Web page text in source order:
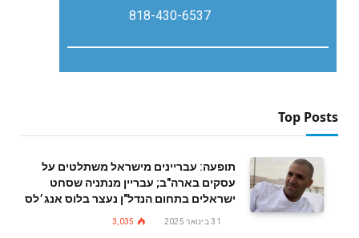
818-430-6537
Top Posts
תופעה: עבריינים מישראל משתלטים על
עסקים בארה"ב; עבריין מנתניה שסחט
ישראלים בתחום הנדל"ן נעצר בלוס אנג׳לס
31 בינואר 2025 3,035